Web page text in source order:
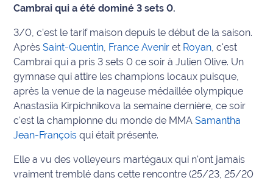
Éducation
Emploi
Environnement
Info
route
Justice
Loisirs
Cambrai qui a été dominé 3 sets 0.
3/0, c'est le tarif maison depuis le début de la saison.
AprèsSaint-Quentin France Avenir et Royan , c'est
Cambrai qui a pris 3 sets 0 ce soir à Julien Olive. Un
gymnase qui attire les champions locaux puisque,
après la venue de la nageuse médaillée olympique
Anastasiia Kirpichnikova la semaine dernière, ce soir
c'est la championne du monde de MMA Samantha
Jean-François qui était présente.
Elle a vu des volleyeurs martégaux qui n'ont jamais
vraiment tremblé dans cette rencontre (25/23, 25/20